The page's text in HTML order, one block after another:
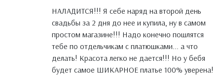
НАЛАДИТСЯ!!! Я себе наряд на второй день
свадьбы за 2 дня до нее и купила, ну в самом
простом магазине!!! Надо конечно пошлятся
тебе по отдельчикам с платюшками... а что
делать! Красота легко не дается!!! Но у бебя
будет самое ШИКАРНОЕ платье 100% уверена!